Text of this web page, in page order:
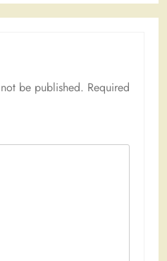
be published. Required